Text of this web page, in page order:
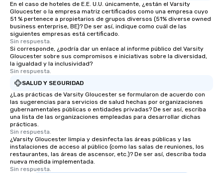
En el caso de hoteles de E.E. U.U. únicamente, ¿están el Varsity
Gloucester o la empresa matriz certificados como una empresa cuyo
51 % pertenece a propietarios de grupos diversos (51% diverse owned
business enterprise, BE)? De ser así, indique como cuál de las
siguientes empresas está certificado.
Sin respuesta.
Si corresponde, ¿podría dar un enlace al informe público del Varsity
Gloucester sobre sus compromisos e iniciativas sobre la diversidad,
la igualdad y la inclusividad?
Sin respuesta.
SALUD Y SEGURIDAD
¿Las prácticas de Varsity Gloucester se formularon de acuerdo con
las sugerencias para servicios de salud hechas por organizaciones
gubernamentales públicas o entidades privadas? De ser así, escriba
una lista de las organizaciones empleadas para desarrollar dichas
prácticas.
Sin respuesta.
¿Varsity Gloucester limpia y desinfecta las áreas públicas y las
instalaciones de acceso al público (como las salas de reuniones, los
restaurantes, las áreas de ascensor, etc.)? De ser así, describa toda
nueva medida implementada.
Sin respuesta.